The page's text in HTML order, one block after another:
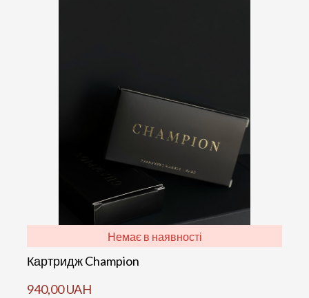
Немає в наявності
Картридж Champion
940,00 UAH